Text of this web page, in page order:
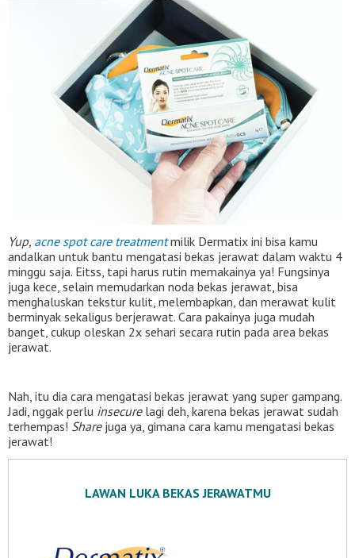
Yup, acne spot care treatment milik Dermatix ini bisa kamu
andalkan untuk bantu mengatasi bekas jerawat dalam waktu 4
minggu saja. Eitss, tapi harus rutin memakainya ya! Fungsinya
juga kece, selain memudarkan noda bekas jerawat, bisa
menghaluskan tekstur kulit, melembapkan, dan merawat kulit
berminyak sekaligus berjerawat. Cara pakainya juga mudah
banget, cukup oleskan 2x sehari secara rutin pada area bekas
jerawat.
Nah, itu dia cara mengatasi bekas jerawat yang super gampang.
Jadi, nggak perlu insecure lagi deh, karena bekas jerawat sudah
terhempas! Share juga ya, gimana cara kamu mengatasi bekas
jerawat!
LAWAN LUKA BEKAS JERAWATMU